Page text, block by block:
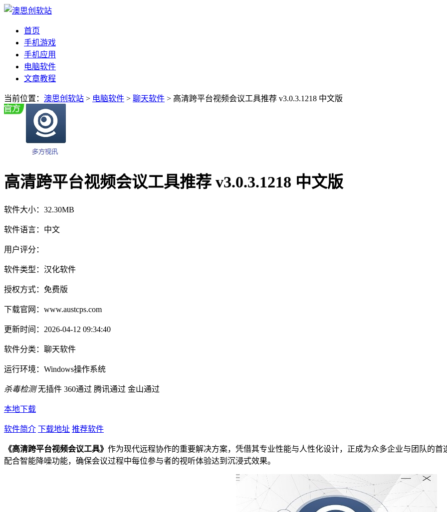
首页
手机游戏
手机应用
电脑软件
文章教程
当前位置： 澳思创软站 > 电脑软件 > 聊天软件 > 高清跨平台视频会议工具推荐 v3.0.3.1218 中文版
高清跨平台视频会议工具推荐 v3.0.3.1218 中文版
软件大小： 32.30MB
软件语言： 中文
用户评分：
软件类型： 汉化软件
授权方式： 免费版
下载官网： www.austcps.com
更新时间： 2026-04-12 09:34:40
软件分类： 聊天软件
运行环境： Windows操作系统
杀毒检测 无插件 360通过 腾讯通过 金山通过
本地下载
软件简介 下载地址 推荐软件
《高清跨平台视频会议工具》 作为现代远程协作的重要解决方案，凭借其专业性能与人性化设计，正成为众多企业与团队的
配合智能降噪功能，确保会议过程中每位参与者的视听体验达到沉浸式效果。